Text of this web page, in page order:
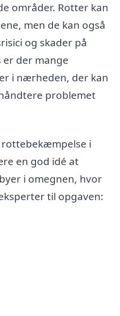
områder. Rotter kan
men de kan også
og skader på
er der mange
i nærheden, der kan
problemet
i
en god idé at
i omegnen, hvor
til opgaven: